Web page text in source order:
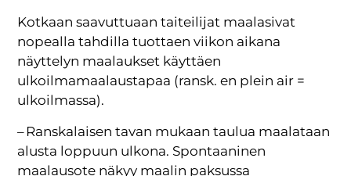
Kotkaan saavuttuaan taiteilijat maalasivat
nopealla tahdilla tuottaen viikon aikana
näyttelyn maalaukset käyttäen
ulkoilmamaalaustapaa (ransk. en plein air =
ulkoilmassa).
– Ranskalaisen tavan mukaan taulua maalataan
alusta loppuun ulkona. Spontaaninen
maalausote näkyy maalin paksussa